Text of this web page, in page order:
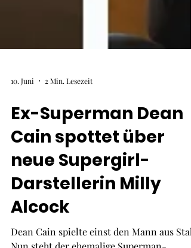
10. Juni 2 Min. Lesezeit
Ex-Superman Dean
Cain spottet über
neue Supergirl-
Darstellerin Milly
Alcock